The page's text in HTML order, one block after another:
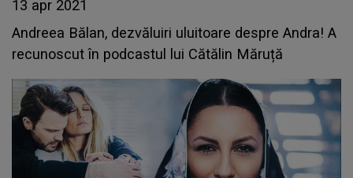
13 apr 2021
Andreea Bălan, dezvăluiri uluitoare despre Andra! A
recunoscut în podcastul lui Cătălin Măruță